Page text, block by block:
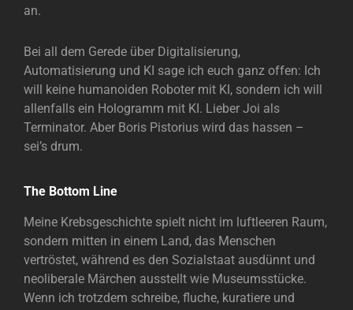
an.
Bei all dem Gerede über Digitalisierung,
Automatisierung und KI sage ich euch ganz offen: Ich
will keine humanoiden Roboter mit KI, sondern ich will
allenfalls ein Hologramm mit KI. Lieber Joi als
Terminator. Aber Boris Pistorius wird das hassen –
sei’s drum.
The Bottom Line
Meine Krebsgeschichte spielt nicht im luftleeren Raum,
sondern mitten in einem Land, das Menschen
vertröstet, während es den Sozialstaat ausdünnt und
neoliberale Märchen ausstellt wie Museumsstücke.
Wenn ich trotzdem schreibe, fluche, kuratiere und